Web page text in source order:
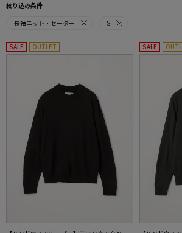
絞り込み条件
長袖ニット・セーター
S
SALE OUTLET SALE